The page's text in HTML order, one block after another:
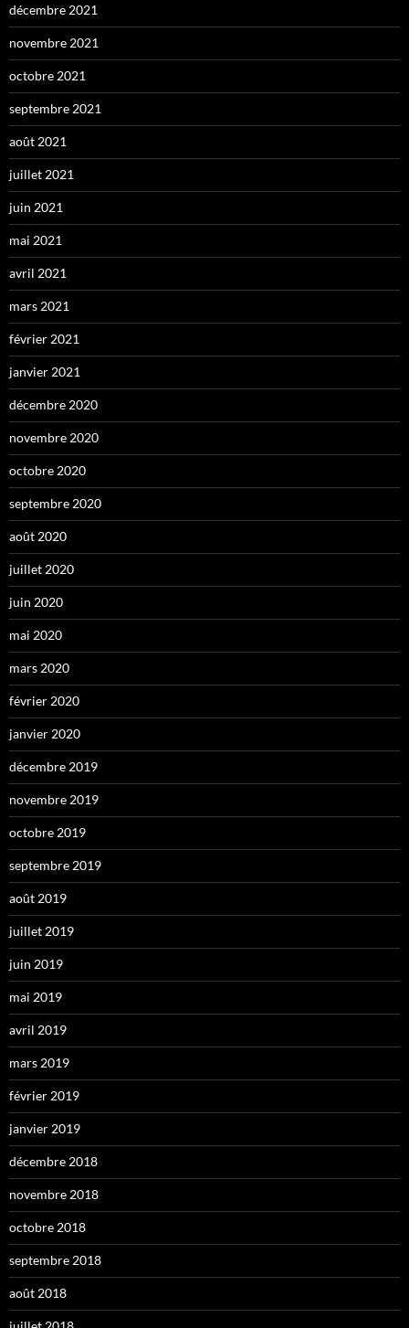
décembre 2021
novembre 2021
octobre 2021
septembre 2021
août 2021
juillet 2021
juin 2021
mai 2021
avril 2021
mars 2021
février 2021
janvier 2021
décembre 2020
novembre 2020
octobre 2020
septembre 2020
août 2020
juillet 2020
juin 2020
mai 2020
mars 2020
février 2020
janvier 2020
décembre 2019
novembre 2019
octobre 2019
septembre 2019
août 2019
juillet 2019
juin 2019
mai 2019
avril 2019
mars 2019
février 2019
janvier 2019
décembre 2018
novembre 2018
octobre 2018
septembre 2018
août 2018